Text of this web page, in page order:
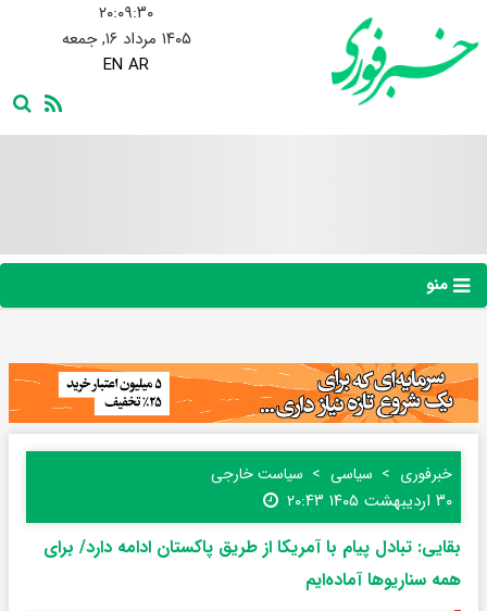
۲۰:۰۹:۳۱
۱۴۰۵ مرداد ۱۶, جمعه
EN AR
منو
خبرفوری سیاسی سیاست خارجی
۳۰ اردیبهشت ۱۴۰۵ ۲۰:۴۳
بقایی: تبادل پیام با آمریکا از طریق پاکستان ادامه دارد/ برای
همه سناریوها آماده‌ایم